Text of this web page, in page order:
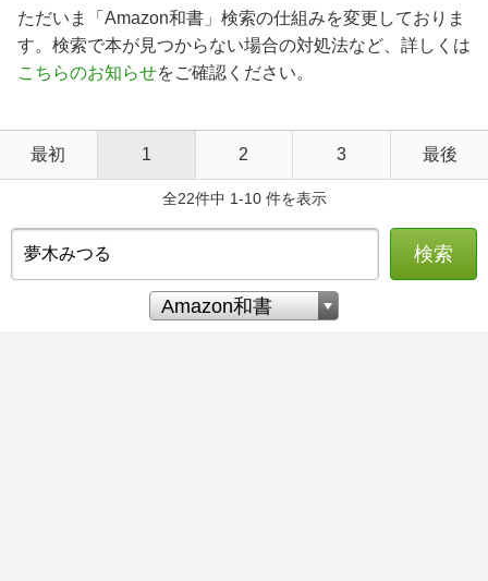
ただいま「Amazon和書」検索の仕組みを変更しておりま
す。検索で本が見つからない場合の対処法など、詳しくは
こちらのお知らせをご確認ください。
最初 1 2 3 最後
全22件中 1-10 件を表示
検索